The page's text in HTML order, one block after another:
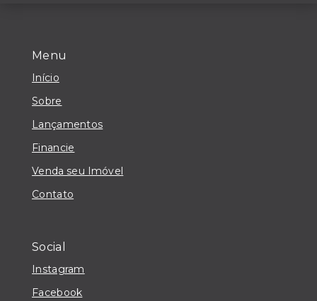
Menu
Início
Sobre
Lançamentos
Financie
Venda seu Imóvel
Contato
Social
Instagram
Facebook